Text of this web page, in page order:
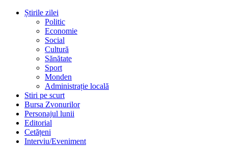
Știrile zilei
Politic
Economie
Social
Cultură
Sănătate
Sport
Monden
Administrație locală
Stiri pe scurt
Bursa Zvonurilor
Personajul lunii
Editorial
Cetățeni
Interviu/Eveniment